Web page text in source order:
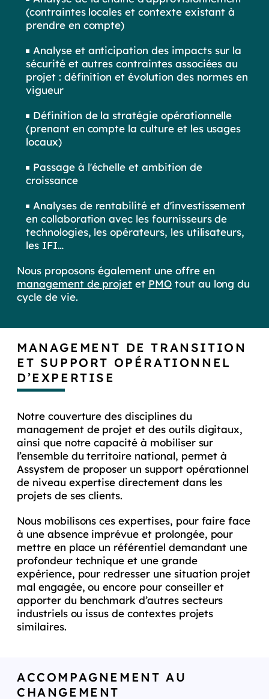
(contraintes locales et contexte existant à
prendre en compte)
Analyse et anticipation des impacts sur la
sécurité et autres contraintes associées au
projet : définition et évolution des normes en
vigueur
Définition de la stratégie opérationnelle
(prenant en compte la culture et les usages
locaux)
Passage à l'échelle et ambition de
croissance
Analyses de rentabilité et d'investissement
en collaboration avec les fournisseurs de
technologies, les opérateurs, les utilisateurs,
les IFI…
Nous proposons également une offre en
management de projet et PMOtout au long du
cycle de vie.
MANAGEMENT DE TRANSITION
ET SUPPORT OPÉRATIONNEL
D’EXPERTISE
Notre couverture des disciplines du
management de projet et des outils digitaux,
ainsi que notre capacité à mobiliser sur
l’ensemble du territoire national, permet à
Assystem de proposer un support opérationnel
de niveau expertise directement dans les
projets de ses clients.
Nous mobilisons ces expertises, pour faire face
à une absence imprévue et prolongée, pour
mettre en place un référentiel demandant une
profondeur technique et une grande
expérience, pour redresser une situation projet
mal engagée, ou encore pour conseiller et
apporter du benchmark d’autres secteurs
industriels ou issus de contextes projets
similaires.
ACCOMPAGNEMENT AU
CHANGEMENT